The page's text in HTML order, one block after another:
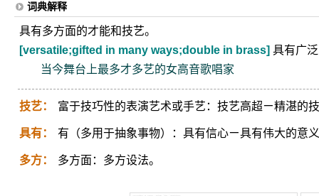
词典解释
具有多方面的才能和技艺。
[versatile;gifted in many ways;double in brass] 具有广
当今舞台上最多才多艺的女高音歌唱家
技艺： 富于技巧性的表演艺术或手艺：技艺高超ㄧ精湛的
具有： 有（多用于抽象事物）：具有信心ㄧ具有伟大的意
多方： 多方面：多方设法。